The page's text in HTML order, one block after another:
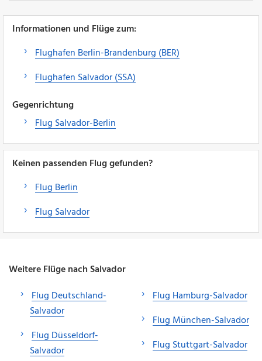
Informationen und Flüge zum:
Flughafen Berlin-Brandenburg (BER)
Flughafen Salvador (SSA)
Gegenrichtung
Flug Salvador-Berlin
Keinen passenden Flug gefunden?
Flug Berlin
Flug Salvador
Weitere Flüge nach Salvador
Flug Deutschland-
Salvador
Flug Düsseldorf-
Salvador
Flug Hamburg-Salvador
Flug München-Salvador
Flug Stuttgart-Salvador